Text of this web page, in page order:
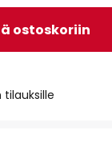
ostoskoriin